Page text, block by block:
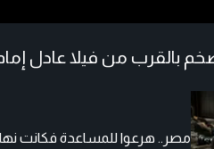
بالقرب من فيلا عادل
مصر.. هرعوا للمساعدة فكانت